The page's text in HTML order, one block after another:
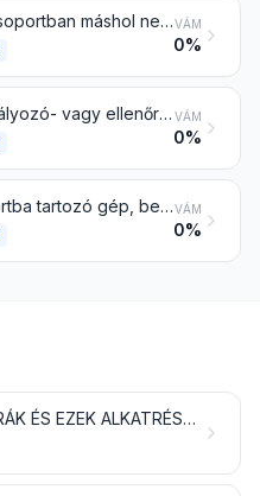
Ebben az árucsoportban máshol nem említett, mérő- vagy ellenőrző műszer, berendezés és gép; profilvetítőVÁM
0%
Automata szabályozó- vagy ellenőrző műszer és készülék VÁM
0%
A 90. árucsoportba tartozó gép, berendezés, műszer vagy készülék (ebben az árucsoportban máshol nem említett) alkatrésze és tartozékaVÁM
0%
ÓRÁK ÉS KISÓRÁK ÉS EZEK ALKATRÉSZEI